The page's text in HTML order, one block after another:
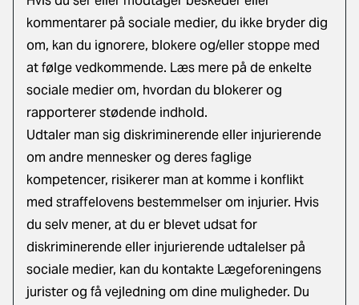
kommentarer på sociale medier, du ikke bryder dig
om, kan du ignorere, blokere og/eller stoppe med
at følge vedkommende. Læs mere på de enkelte
sociale medier om, hvordan du blokerer og
rapporterer stødende indhold.
Udtaler man sig diskriminerende eller injurierende
om andre mennesker og deres faglige
kompetencer, risikerer man at komme i konflikt
med straffelovens bestemmelser om injurier. Hvis
du selv mener, at du er blevet udsat for
diskriminerende eller injurierende udtalelser på
sociale medier, kan du kontakte Lægeforeningens
juristerog få vejledning om dine muligheder. Du